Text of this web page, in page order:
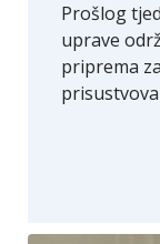
Prošlog
uprave
priprema